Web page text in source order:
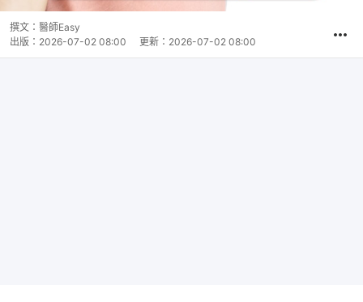
撰文： 醫師Easy
出版： 2026-07-02 08:00 更新： 2026-07-02 08:00